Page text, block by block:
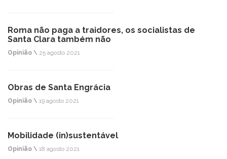
Roma não paga a traidores, os socialistas de
Santa Clara também não
Opinião \ 25 agosto 2021
Obras de Santa Engrácia
Opinião \ 19 agosto 2021
Mobilidade (in)sustentável
Opinião \ 18 agosto 2021